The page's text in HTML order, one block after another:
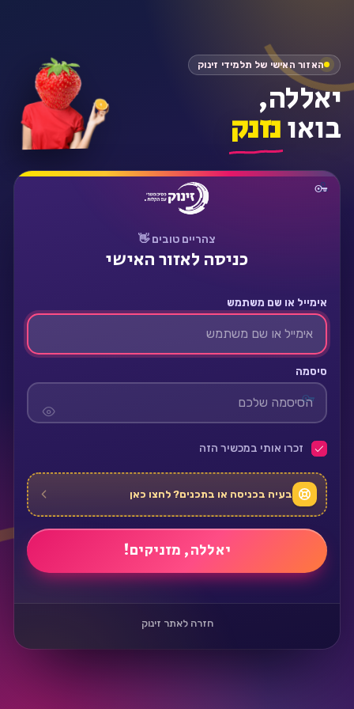
צהריים טובים 👋
כניסה לאזור האישי
אימייל או שם משתמש
סיסמה
זכרו אותי במכשיר הזה
בעיה בכניסה או בתכנים? לחצו כאן
חזרה לאתר זינוק
האזור האישי של תלמידי זינוק
יאללה,
בואונזנק